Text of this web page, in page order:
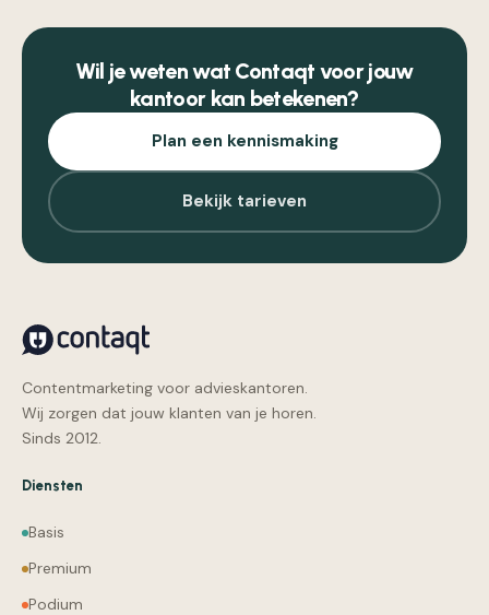
Wil je weten wat Contaqt voor jouw
kantoor kan betekenen?
Plan een kennismaking
Bekijk tarieven
Contentmarketing voor advieskantoren.
Wij zorgen dat jouw klanten van je horen.
Sinds 2012.
Diensten
Basis
Premium
Podium